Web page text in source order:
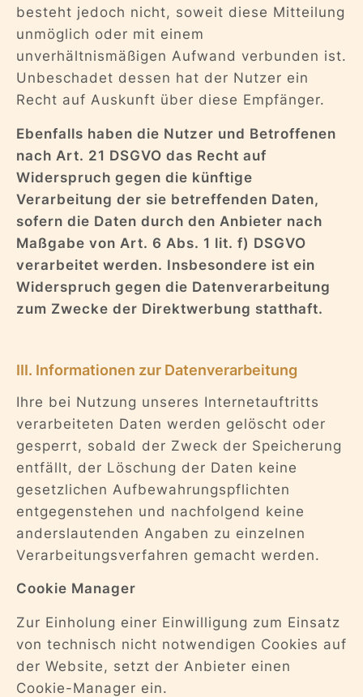
besteht jedoch nicht, soweit diese Mitteilung
unmöglich oder mit einem
unverhältnismäßigen Aufwand verbunden ist.
Unbeschadet dessen hat der Nutzer ein
Recht auf Auskunft über diese Empfänger.
Ebenfalls haben die Nutzer und Betroffenen
nach Art. 21 DSGVO das Recht auf
Widerspruch gegen die künftige
Verarbeitung der sie betreffenden Daten,
sofern die Daten durch den Anbieter nach
Maßgabe von Art. 6 Abs. 1 lit. f) DSGVO
verarbeitet werden. Insbesondere ist ein
Widerspruch gegen die Datenverarbeitung
zum Zwecke der Direktwerbung statthaft.
III. Informationen zur Datenverarbeitung
Ihre bei Nutzung unseres Internetauftritts
verarbeiteten Daten werden gelöscht oder
gesperrt, sobald der Zweck der Speicherung
entfällt, der Löschung der Daten keine
gesetzlichen Aufbewahrungspflichten
entgegenstehen und nachfolgend keine
anderslautenden Angaben zu einzelnen
Verarbeitungsverfahren gemacht werden.
Cookie Manager
Zur Einholung einer Einwilligung zum Einsatz
von technisch nicht notwendigen Cookies auf
der Website, setzt der Anbieter einen
Cookie-Manager ein.